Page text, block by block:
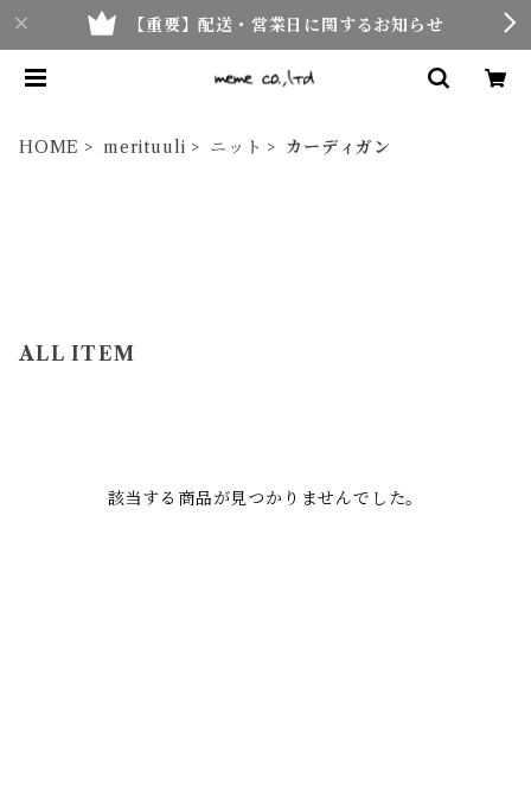
【重要】配送・営業日に関するお知らせ
HOME merituuli ニット カーディガン
ALL ITEM
該当する商品が見つかりませんでした。